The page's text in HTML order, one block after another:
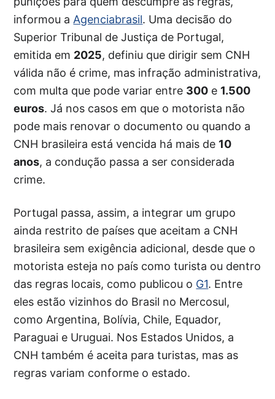
informou aAgenciabrasil. Uma decisão do
Superior Tribunal de Justiça de Portugal,
emitida em 2025, definiu que dirigir sem CNH
válida não é crime, mas infração administrativa,
com multa que pode variar entre 300 e 1.500
euros. Já nos casos em que o motorista não
pode mais renovar o documento ou quando a
CNH brasileira está vencida há mais de 10
anos, a condução passa a ser considerada
crime.
Portugal passa, assim, a integrar um grupo
ainda restrito de países que aceitam a CNH
brasileira sem exigência adicional, desde que o
motorista esteja no país como turista ou dentro
das regras locais, como publicou o G1. Entre
eles estão vizinhos do Brasil no Mercosul,
como Argentina, Bolívia, Chile, Equador,
Paraguai e Uruguai. Nos Estados Unidos, a
CNH também é aceita para turistas, mas as
regras variam conforme o estado.